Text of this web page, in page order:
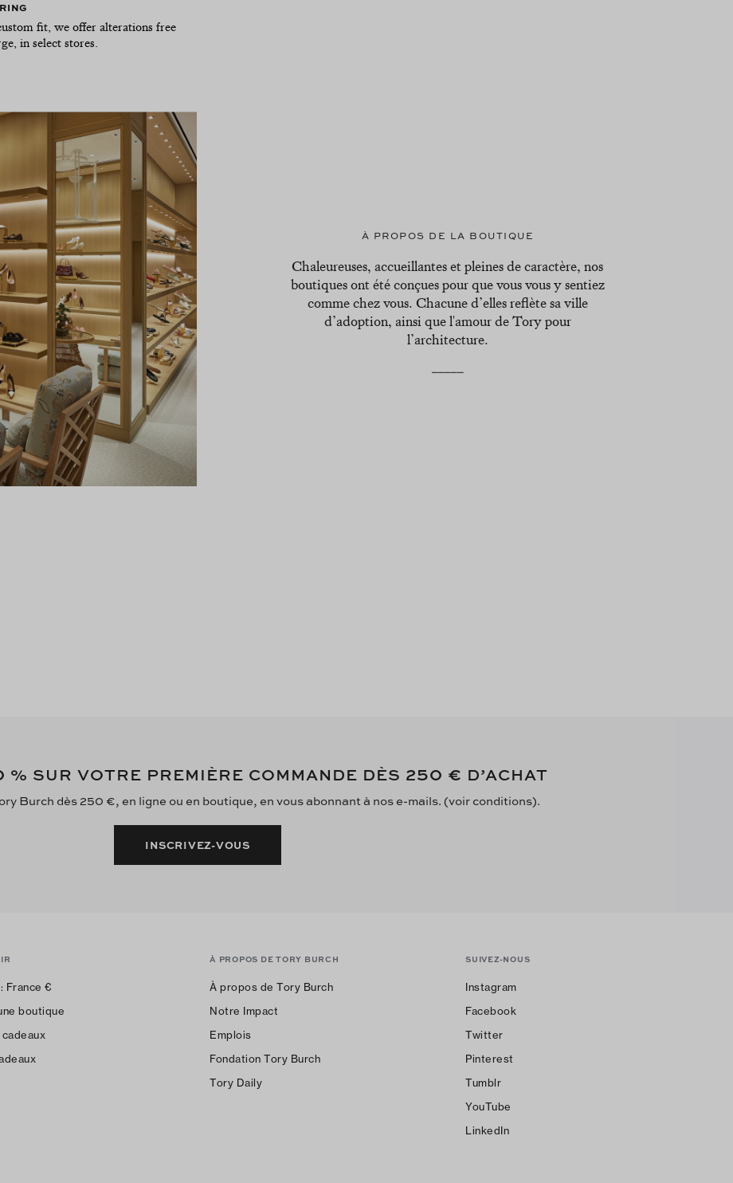
fit, we offer alterations free
in select stores.
À PROPOS DE LA BOUTIQUE
Chaleureuses, accueillantes et pleines de caractère, nos
boutiques ont été conçues pour que vous vous y sentiez
comme chez vous. Chacune d’elles reflète sa ville
d’adoption, ainsi que l'amour de Tory pour
l’architecture.
% SUR VOTRE PREMIÈRE COMMANDE DÈS 250 € D’ACHAT
Burch dès 250 €, en ligne ou en boutique, en vous abonnant à nos e-mails. (voir conditions).
INSCRIVEZ-VOUS
France €
boutique
À PROPOS DE TORY BURCH
À propos de Tory Burch
Notre Impact
Emplois
Fondation Tory Burch
Tory Daily
SUIVEZ-NOUS
Instagram
Facebook
Twitter
Pinterest
Tumblr
YouTube
LinkedIn